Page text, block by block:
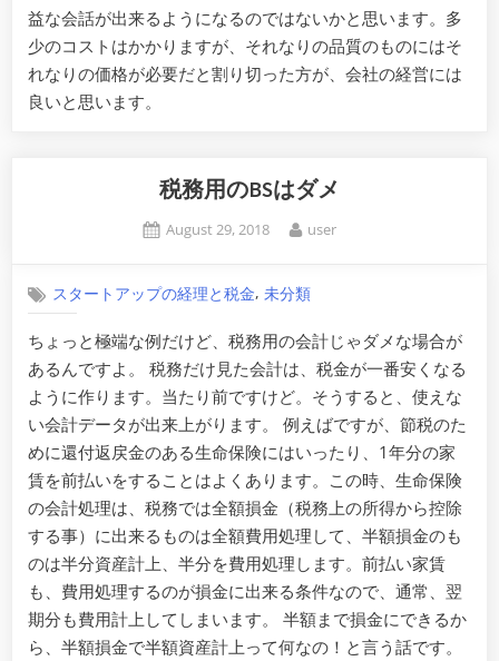
益な会話が出来るようになるのではないかと思います。多
少のコストはかかりますが、それなりの品質のものにはそ
れなりの価格が必要だと割り切った方が、会社の経営には
良いと思います。
税務用のBSはダメ
Posted
August 29, 2018 By
user
スタートアップの経理と税金,未分類
ちょっと極端な例だけど、税務用の会計じゃダメな場合が
あるんですよ。 税務だけ見た会計は、税金が一番安くなる
ように作ります。当たり前ですけど。そうすると、使えな
い会計データが出来上がります。 例えばですが、節税のた
めに還付返戻金のある生命保険にはいったり、1年分の家
賃を前払いをすることはよくあります。この時、生命保険
の会計処理は、税務では全額損金（税務上の所得から控除
する事）に出来るものは全額費用処理して、半額損金のも
のは半分資産計上、半分を費用処理します。前払い家賃
も、費用処理するのが損金に出来る条件なので、通常、翌
期分も費用計上してしまいます。 半額まで損金にできるか
ら、半額損金で半額資産計上って何なの！と言う話です。